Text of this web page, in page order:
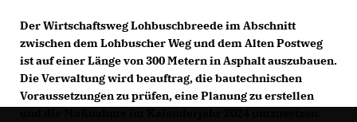
Der Wirtschaftsweg Lohbuschbreede im Abschnitt
zwischen dem Lohbuscher Weg und dem Alten Postweg
ist auf einer Länge von 300 Metern in Asphalt auszubauen.
Die Verwaltung wird beauftrag, die bautechnischen
Voraussetzungen zu prüfen, eine Planung zu erstellen